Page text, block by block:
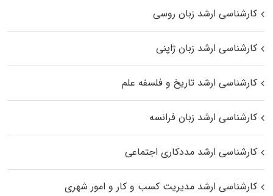
کارشناسی ارشد زبان روسی
کارشناسی ارشد زبان ژاپنی
کارشناسی ارشد تاریخ و فلسفه علم
کارشناسی ارشد زبان فرانسه
کارشناسی ارشد مددکاری اجتماعی
کارشناسی ارشد مدیریت کسب و کار و امور شهری